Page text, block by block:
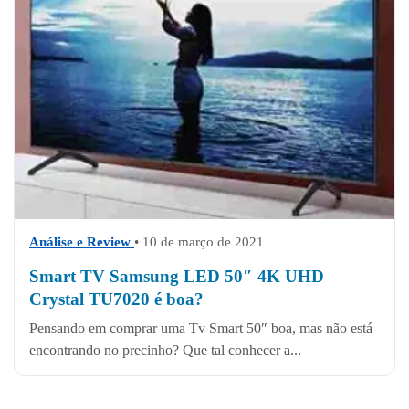
Análise e Review • 10 de março de 2021
Smart TV Samsung LED 50″ 4K UHD
Crystal TU7020 é boa?
Pensando em comprar uma Tv Smart 50″ boa, mas não está
encontrando no precinho? Que tal conhecer a...